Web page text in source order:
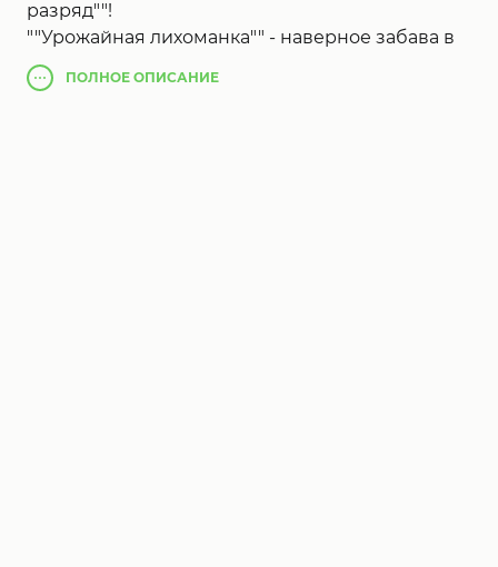
разряд""!
""Урожайная лихоманка"" - наверное забава в
жанре ""3 в разряд"" от разработчиков серии
FarmVille - бестселлера, в котором
ПОЛНОЕ ОПИСАНИЕ